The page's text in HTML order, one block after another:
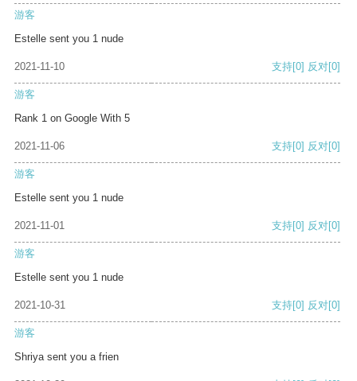
游客
Estelle sent you 1 nude
2021-11-10 支持[0] 反对[0]
游客
Rank 1 on Google With 5
2021-11-06 支持[0] 反对[0]
游客
Estelle sent you 1 nude
2021-11-01 支持[0] 反对[0]
游客
Estelle sent you 1 nude
2021-10-31 支持[0] 反对[0]
游客
Shriya sent you a frien